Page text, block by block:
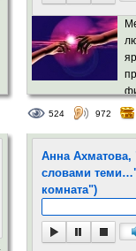
под откос......
524 972
Анна Ахматова,
словами
комната")